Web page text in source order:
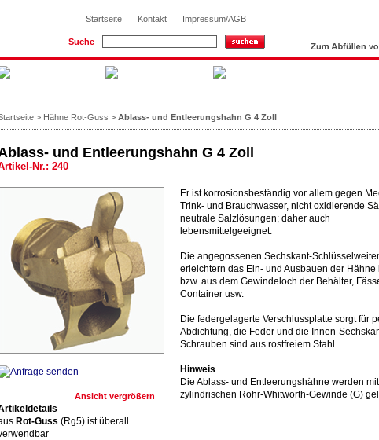
Startseite Kontakt Impressum/AGB
Suche
> Hähne Rot-Guss > Ablass- und Entleerungshahn G 4 Zoll
und Entleerungshahn G 4 Zoll
Nr.: 240
Ansicht vergrößern
Rot-Guss (Rg5) ist überall
Er ist korrosionsbeständig vor allem gegen
Trink- und Brauchwasser, nicht oxidierende
neutrale Salzlösungen; daher auch
lebensmittelgeeignet.
Die angegossenen Sechskant-
erleichtern das Ein- und Ausbauen der Hähne
bzw. aus dem Gewindeloch der Behälter,
Container usw.
Die federgelagerte Verschlussplatte sorgt für
Abdichtung, die Feder und die Innen-
Schrauben sind aus rostfreiem Stahl.
Hinweis
Die Ablass- und Entleerungshähne werden mit
zylindrischen Rohr-Whitworth-Gewinde (G)